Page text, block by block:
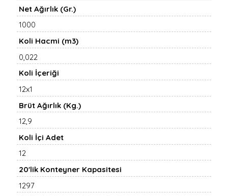
Net Ağırlık (Gr.)
1000
Koli Hacmi (m3)
0,022
Koli İçeriği
12x1
Brüt Ağırlık (Kg.)
12,9
Koli İçi Adet
12
20'lik Konteyner Kapasitesi
1297